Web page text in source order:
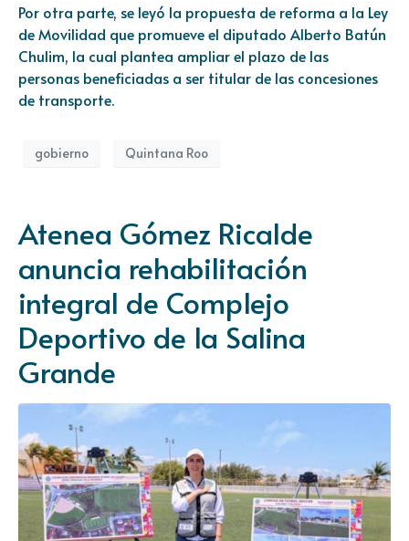
Por otra parte, se leyó la propuesta de reforma a la Ley
de Movilidad que promueve el diputado Alberto Batún
Chulim, la cual plantea ampliar el plazo de las
personas beneficiadas a ser titular de las concesiones
de transporte.
gobierno Quintana Roo
Atenea Gómez Ricalde
anuncia rehabilitación
integral de Complejo
Deportivo de la Salina
Grande